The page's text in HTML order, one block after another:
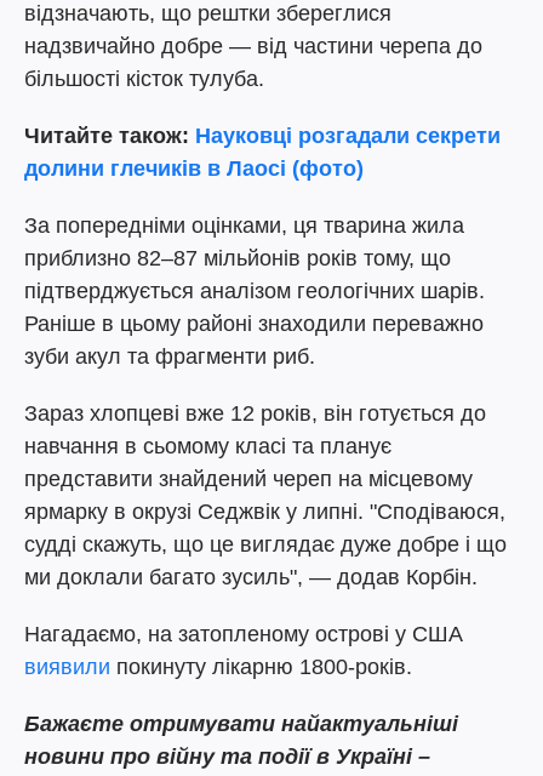
відзначають, що рештки збереглися
надзвичайно добре — від частини черепа до
більшості кісток тулуба.
Читайте також: Науковці розгадали секрети
долини глечиків в Лаосі (фото)
За попередніми оцінками, ця тварина жила
приблизно 82–87 мільйонів років тому, що
підтверджується аналізом геологічних шарів.
Раніше в цьому районі знаходили переважно
зуби акул та фрагменти риб.
Зараз хлопцеві вже 12 років, він готується до
навчання в сьомому класі та планує
представити знайдений череп на місцевому
ярмарку в окрузі Седжвік у липні. "Сподіваюся,
судді скажуть, що це виглядає дуже добре і що
ми доклали багато зусиль", — додав Корбін.
Нагадаємо, на затопленому острові у США
виявили покинуту лікарню 1800-років.
Бажаєте отримувати найактуальніші
новини про війну та події в Україні –